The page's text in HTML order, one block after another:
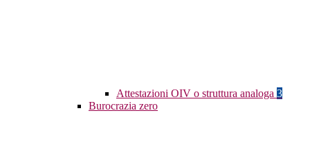
Attestazioni OIV o struttura analoga 3
Burocrazia zero